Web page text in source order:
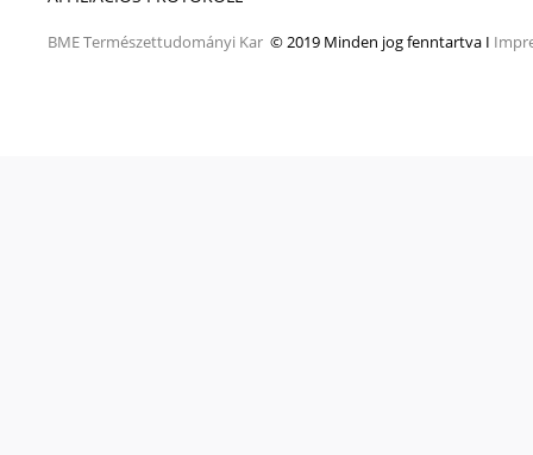
BMETermészettudományi Kar © 2019 Minden jog fenntartva I